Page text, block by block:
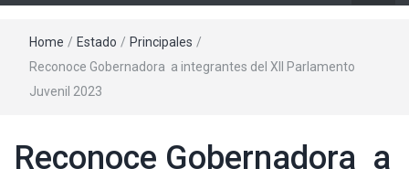
Home / Estado / Principales /
Reconoce Gobernadora a integrantes del XII Parlamento
Juvenil 2023
Reconoce Gobernadora a